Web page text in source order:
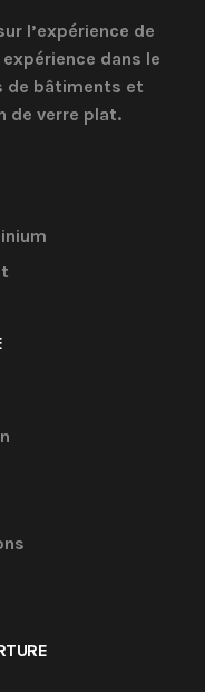
l’expérience de
dans le
de bâtiments et
de verre plat.